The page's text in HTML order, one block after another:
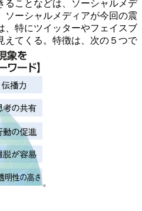
ることなどは、ソーシャルメデ
ソーシャルメディアが今回の震
、特にツイッターやフェイスブ
えてくる。特徴は、次の５つで
。